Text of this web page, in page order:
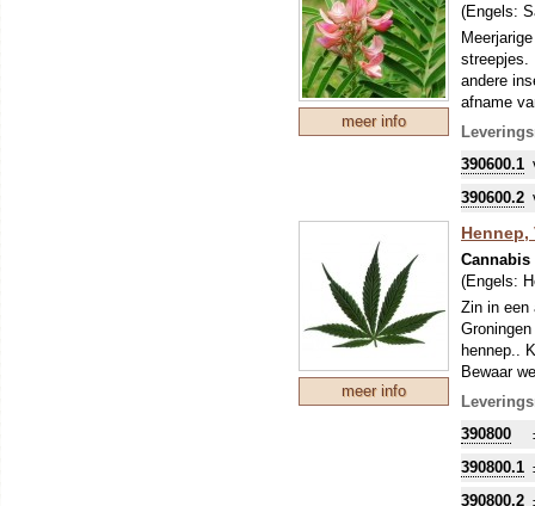
meer info
(Engels:
streepjes.
andere
afname
Om uw
sommige
390600.1
390600.2
meer info
Hennep,
Cannabis
(Engels:
Zin in een
hennep..
Bewaar
komen..
en vormt
en is dus
In elk
390800
390800.1
390800.2